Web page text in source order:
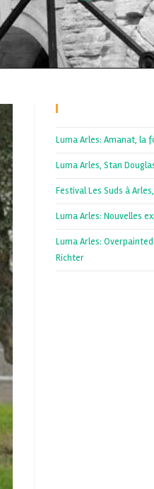
Luma Arles: Amanat, la
Luma Arles, Stan
Festival Les Suds à
Luma Arles: Nouvelles
Luma Arles:
Richter